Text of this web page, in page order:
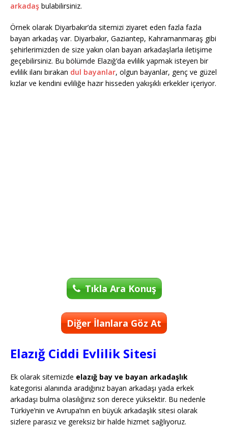
arkadaş bulabilirsiniz.
Örnek olarak Diyarbakır’da sitemizi ziyaret eden fazla fazla
bayan arkadaş var. Diyarbakır, Gaziantep, Kahramanmaraş gibi
şehirlerimizden de size yakın olan bayan arkadaşlarla iletişime
geçebilirsiniz. Bu bölümde Elazığ’da evlilik yapmak isteyen bir
evlilik ilanı bırakan dul bayanlar, olgun bayanlar, genç ve güzel
kızlar ve kendini evliliğe hazır hisseden yakışıklı erkekler içeriyor.
Tıkla Ara Konuş
Diğer İlanlara Göz At
Elazığ Ciddi Evlilik Sitesi
Ek olarak sitemizde elazığ bay ve bayan arkadaşlık
kategorisi alanında aradığınız bayan arkadaşı yada erkek
arkadaşı bulma olasılığınız son derece yüksektir. Bu nedenle
Türkiye’nin ve Avrupa’nın en büyük arkadaşlık sitesi olarak
sizlere parasız ve gereksiz bir halde hizmet sağlıyoruz.